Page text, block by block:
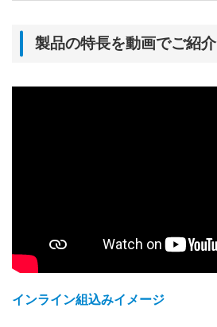
製品の特長を動画でご紹介
インライン組込みイメージ